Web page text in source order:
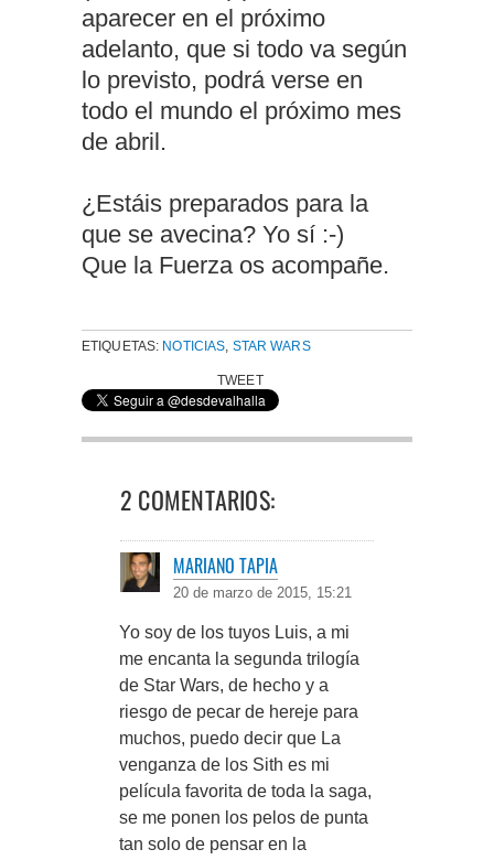
aparecer en el próximo
adelanto, que si todo va según
lo previsto, podrá verse en
todo el mundo el próximo mes
de abril.
¿Estáis preparados para la
que se avecina? Yo sí :-)
Que la Fuerza os acompañe.
ETIQUETAS: NOTICIAS, STAR WARS
TWEET
2 COMENTARIOS:
MARIANO TAPIA
20 de marzo de 2015, 15:21
Yo soy de los tuyos Luis, a mi
me encanta la segunda trilogía
de Star Wars, de hecho y a
riesgo de pecar de hereje para
muchos, puedo decir que La
venganza de los Sith es mi
película favorita de toda la saga,
se me ponen los pelos de punta
tan solo de pensar en la